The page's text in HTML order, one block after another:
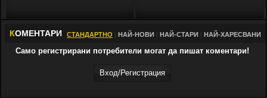
КОМЕНТАРИ СТАНДАРТНО НАЙ-НОВИ НАЙ-СТАРИ НАЙ-ХАРЕСВАНИ
Само регистрирани потребители могат да пишат коментари!
Вход/Регистрaция